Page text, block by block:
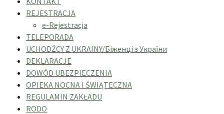
REJESTRACJA
e-Rejestracja
TELEPORADA
UCHODŹCY Z UKRAINY/Біженці з України
DEKLARACJE
DOWÓD UBEZPIECZENIA
OPIEKA NOCNA I ŚWIĄTECZNA
REGULAMIN ZAKŁADU
RODO